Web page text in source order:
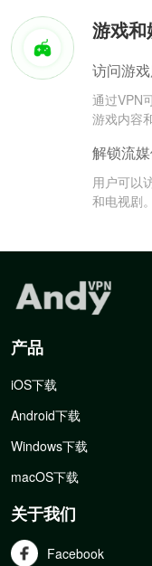
游戏和
访问游
通过VPN
游戏内容
解锁流
用户可以
和电视剧。
产品
iOS下载
Android下载
Windows下载
macOS下载
关于我们
Facebook